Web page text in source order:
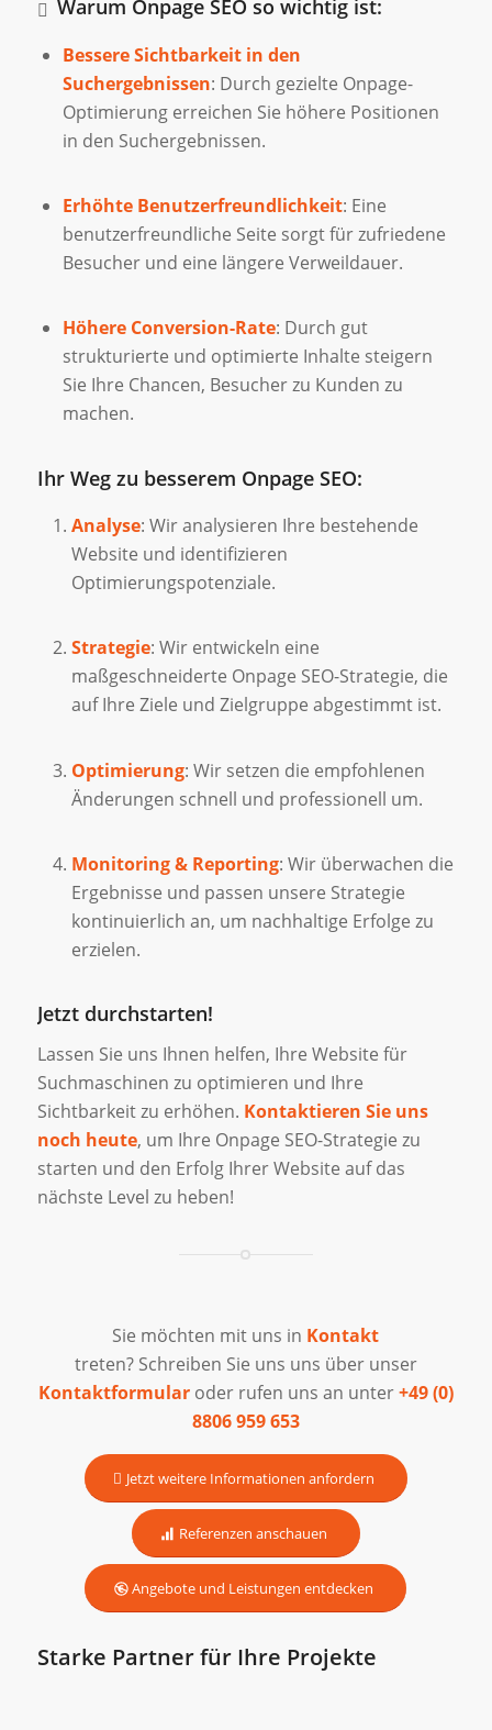
Warum Onpage SEO so wichtig ist:
Bessere Sichtbarkeit in den
Suchergebnissen: Durch gezielte Onpage-
Optimierung erreichen Sie höhere Positionen
in den Suchergebnissen.
Erhöhte Benutzerfreundlichkeit: Eine
benutzerfreundliche Seite sorgt für zufriedene
Besucher und eine längere Verweildauer.
Höhere Conversion-Rate: Durch gut
strukturierte und optimierte Inhalte steigern
Sie Ihre Chancen, Besucher zu Kunden zu
machen.
Ihr Weg zu besserem Onpage SEO:
Analyse: Wir analysieren Ihre bestehende
Website und identifizieren
Optimierungspotenziale.
Strategie: Wir entwickeln eine
maßgeschneiderte Onpage SEO-Strategie, die
auf Ihre Ziele und Zielgruppe abgestimmt ist.
Optimierung: Wir setzen die empfohlenen
Änderungen schnell und professionell um.
Monitoring & Reporting: Wir überwachen die
Ergebnisse und passen unsere Strategie
kontinuierlich an, um nachhaltige Erfolge zu
erzielen.
Jetzt durchstarten!
Lassen Sie uns Ihnen helfen, Ihre Website für
Suchmaschinen zu optimieren und Ihre
Sichtbarkeit zu erhöhen. Kontaktieren Sie uns
noch heute, um Ihre Onpage SEO-Strategie zu
starten und den Erfolg Ihrer Website auf das
nächste Level zu heben!
Sie möchten mit uns in Kontakt
treten? Schreiben Sie uns uns über unser
Kontaktformular oder rufen uns an unter+49 (0)
8806 959 653
Jetzt weitere Informationen anfordern
Referenzen anschauen
Angebote und Leistungen entdecken
Starke Partner für Ihre Projekte